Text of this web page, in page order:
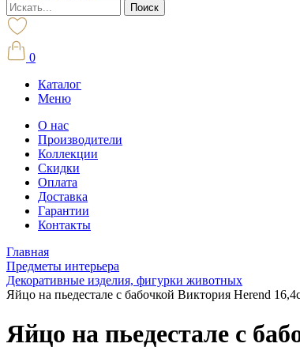
0
Каталог
Меню
О нас
Производители
Коллекции
Скидки
Оплата
Доставка
Гарантии
Контакты
Главная
Предметы интерьера
Декоративные изделия, фигурки животных
Яйцо на пьедестале с бабочкой Виктория Herend
Яйцо на пьедестале с